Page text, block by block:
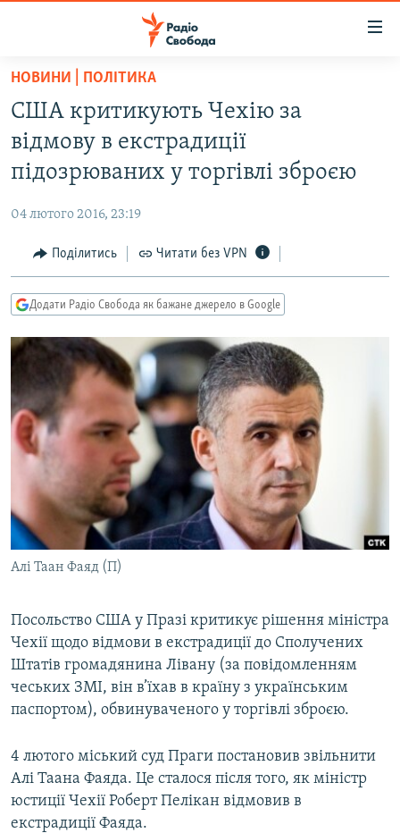
Перейти
основного
матеріалу
Перейти
до
основної
Перейти
до
пошуку
ВСЕ ЗА ДОБУ
СТАТТІ
СУСПІЛЬСТВО
УКРАЇНА
СВІТ
РОСІЙСЬКА «ФІЛЬТРАЦІЯ»
ДОНБАС.РЕАЛІЇ
ТИ ЯК?
СХЕМИ
КИТАЙ.ВИКЛИКИ
МУЛЬТИМЕДІА
ФОТО
СПЕЦПРОЄКТИ
ПОДКАСТИ
КРИМ РЕАЛІЇ
УКР
КТАТ
Усі сайти RFE/RL
НОВИНИ | ПОЛІТИКА
США критикують Чехію за
відмову в екстрадиції
підозрюваних у торгівлі зброєю
04 лютого 2016, 23:19
Поділитись Читати без VPN
Додати Радіо Свобода як бажане джерело в Google
Алі Таан Фаяд (П)
Посольство США у Празі критикує рішення міністра
Чехії щодо відмови в екстрадиції до Сполучених
Штатів громадянина Лівану (за повідомленням
чеських ЗМІ, він в’їхав в країну з українським
паспортом), обвинуваченого у торгівлі зброєю.
4 лютого міський суд Праги постановив звільнити
Алі Таана Фаяда. Це сталося після того, як міністр
юстиції Чехії Роберт Пелікан відмовив в
екстрадиції Фаяда.